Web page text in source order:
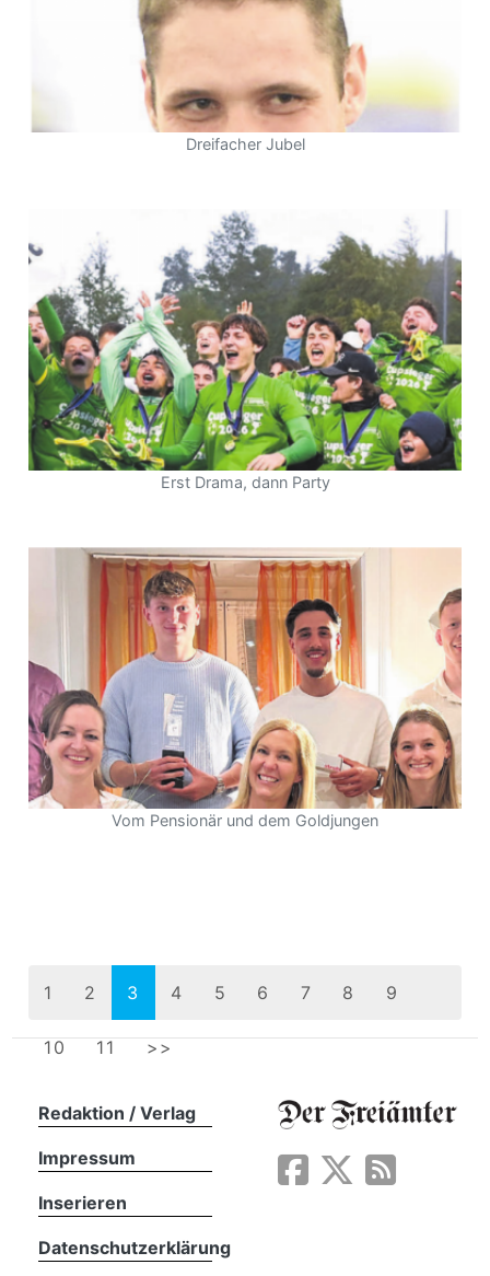
Dreifacher Jubel
Erst Drama, dann Party
Vom Pensionär und dem Goldjungen
1 2 3 4 5 6 7 8 9
10 11 >>
Redaktion / Verlag
Impressum
Inserieren
Datenschutzerklärung